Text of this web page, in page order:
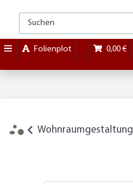
Folienplot 0,00 €
Wohnraumgestaltung